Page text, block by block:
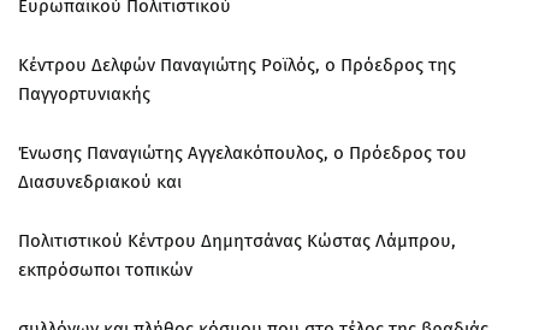
Ευρωπαϊκού Πολιτιστικού
Κέντρου Δελφών Παναγιώτης Ροϊλός, ο Πρόεδρος της
Παγγορτυνιακής
Ένωσης Παναγιώτης Αγγελακόπουλος, ο Πρόεδρος του
Διασυνεδριακού και
Πολιτιστικού Κέντρου Δημητσάνας Κώστας Λάμπρου,
εκπρόσωποι τοπικών